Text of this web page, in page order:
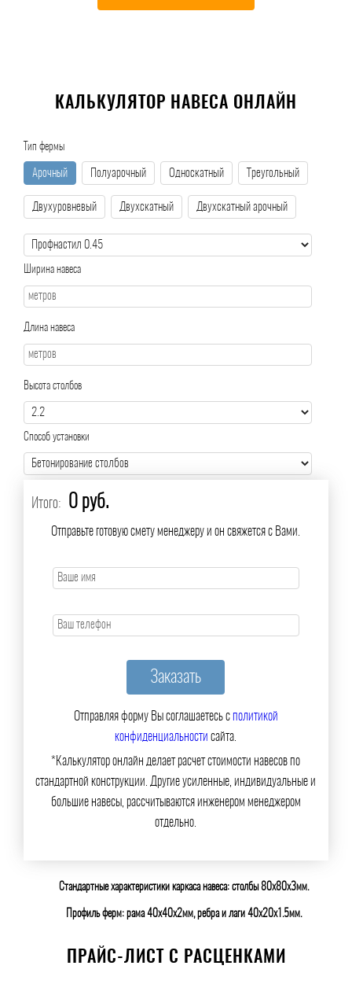
КАЛЬКУЛЯТОР НАВЕСА ОНЛАЙН
Тип фермы
Арочный Полуарочный Односкатный Треугольный
Двухуровневый Двухскатный Двухскатный арочный
Ширина навеса
Длина навеса
Высота столбов
Способ установки
Итого: 0 руб.
Отправьте готовую смету менеджеру и он свяжется с Вами.
Отправляя форму Вы соглашаетесь сполитикой
конфиденциальности сайта.
*Калькулятор онлайн делает расчет стоимости навесов по
стандартной конструкции. Другие усиленные, индивидуальные и
большие навесы, рассчитываются инженером менеджером
отдельно.
Стандартные характеристики каркаса навеса: столбы 80х80х3мм.
Профиль ферм: рама 40х40х2мм, ребра и лаги 40х20х1.5мм.
ПРАЙС-ЛИСТ С РАСЦЕНКАМИ